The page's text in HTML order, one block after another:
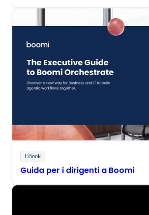
EBook
Guida per i dirigenti a Boomi